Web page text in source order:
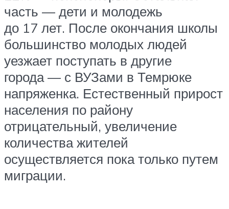
часть — дети и молодежь
до 17 лет. После окончания школы
большинство молодых людей
уезжает поступать в другие
города — с ВУЗами в Темрюке
напряженка. Естественный прирост
населения по району
отрицательный, увеличение
количества жителей
осуществляется пока только путем
миграции.